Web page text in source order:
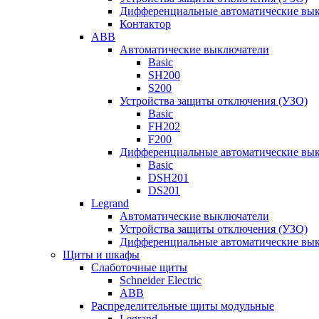
Дифференциальные автоматические
Контактор
ABB
Автоматические выключатели
Basic
SH200
S200
Устройства защиты отключения (УЗО)
Basic
FH202
F200
Дифференциальные автоматические
Basic
DSH201
DS201
Legrand
Автоматические выключатели
Устройства защиты отключения (УЗО)
Дифференциальные автоматические
Щиты и шкафы
Слаботочные щиты
Schneider Electric
ABB
Распределительные щиты модульные